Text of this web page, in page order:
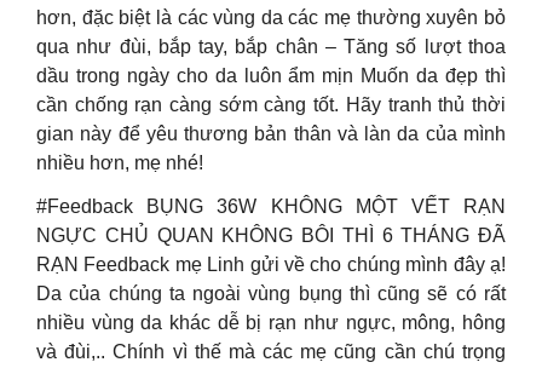
hơn, đặc biệt là các vùng da các mẹ thường xuyên bỏ
qua như đùi, bắp tay, bắp chân – Tăng số lượt thoa
dầu trong ngày cho da luôn ẩm mịn Muốn da đẹp thì
cần chống rạn càng sớm càng tốt. Hãy tranh thủ thời
gian này để yêu thương bản thân và làn da của mình
nhiều hơn, mẹ nhé!
#Feedback BỤNG 36W KHÔNG MỘT VẾT RẠN
NGỰC CHỦ QUAN KHÔNG BÔI THÌ 6 THÁNG ĐÃ
RẠN Feedback mẹ Linh gửi về cho chúng mình đây ạ!
Da của chúng ta ngoài vùng bụng thì cũng sẽ có rất
nhiều vùng da khác dễ bị rạn như ngực, mông, hông
và đùi,.. Chính vì thế mà các mẹ cũng cần chú trọng